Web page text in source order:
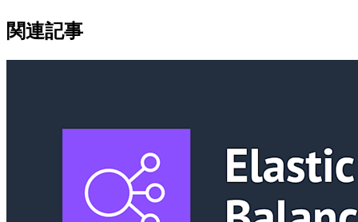
関連記事